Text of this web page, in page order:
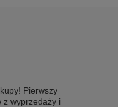
Pierwszy
z wyprzedaży i